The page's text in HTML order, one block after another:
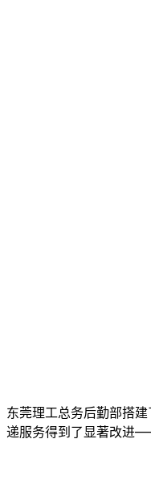
东莞理工总务后勤部搭
递服务得到了显著改进